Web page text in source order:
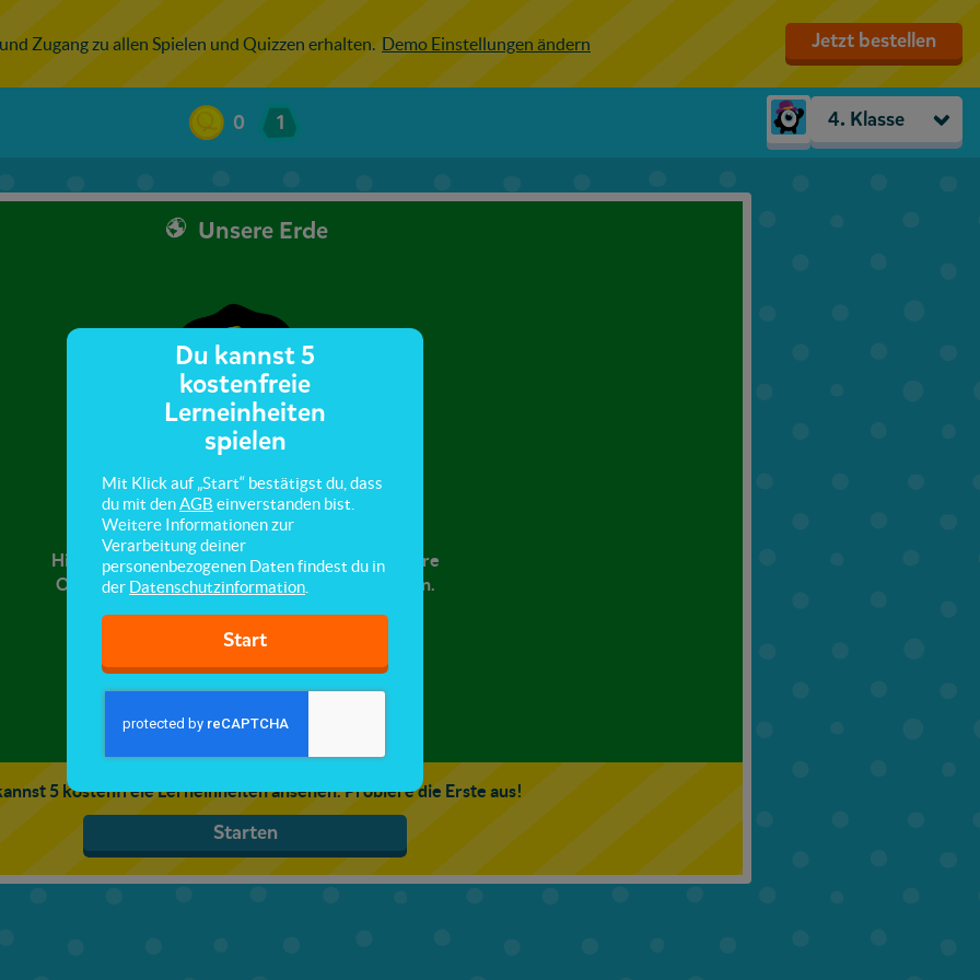
Zugang zu allen Spielen und Quizzen erhalten. Demo Einstellungen ändern Jetzt bestellen
0 1 4. Klasse
Unsere Erde
Der Mond
Hier lernst du den Mond kennen, seine besondere
Oberfläche und die verschiedenen Mondphasen.
5 kostenfreie Lerneinheiten ansehen. Probiere die Erste aus!
Starten
Du kannst 5
kostenfreie
Lerneinheiten
spielen
Mit Klick auf „Start“ bestätigst du, dass
du mit denAGB einverstanden bist.
Weitere Informationen zur
Verarbeitung deiner
personenbezogenen Daten findest du in
der Datenschutzinformation
Start